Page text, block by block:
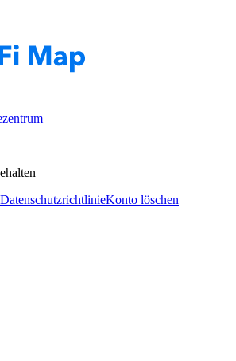
DatenschutzrichtlinieKonto löschen